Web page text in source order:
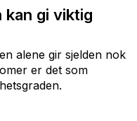
gi viktig
alene gir sjelden nok
er det som